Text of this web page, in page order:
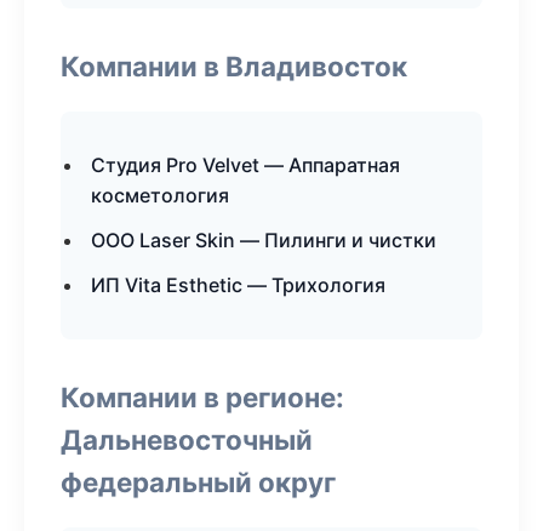
Компании в Владивосток
Студия Pro Velvet — Аппаратная
косметология
ООО Laser Skin — Пилинги и чистки
ИП Vita Esthetic — Трихология
Компании в регионе:
Дальневосточный
федеральный округ